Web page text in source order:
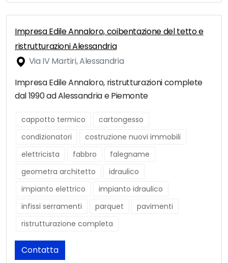
Impresa Edile Annaloro, coibentazione del tetto e
ristrutturazioni Alessandria
Via IV Martiri, Alessandria
Impresa Edile Annaloro, ristrutturazioni complete
dal 1990 ad Alessandria e Piemonte
cappotto termico
cartongesso
condizionatori
costruzione nuovi immobili
elettricista
fabbro
falegname
geometra architetto
idraulico
impianto elettrico
impianto idraulico
infissi serramenti
parquet
pavimenti
ristrutturazione completa
Contatta